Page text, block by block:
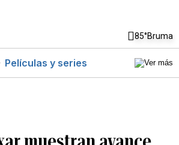
85°Bruma
Películas y series